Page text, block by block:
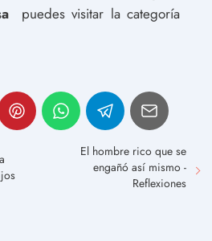
puedes visitar la categoría
El hombre rico que se
engañó así mismo -
Reflexiones